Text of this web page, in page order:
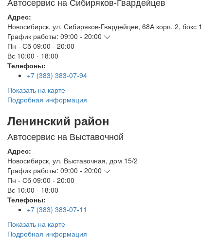
Адрес:
Новосибирск, ул. Сибиряков-Гвардейцев, 68А корп. 2, бокс 1
График работы: 09:00 - 20:00
Пн - Сб 09:00 - 20:00
Вс 10:00 - 18:00
Телефоны:
+7 (383) 383-07-94
Показать на карте
Подробная информация
Ленинский район
Автосервис на Выставочной
Адрес:
Новосибирск, ул. Выставочная, дом 15/2
График работы: 09:00 - 20:00
Пн - Сб 09:00 - 20:00
Вс 10:00 - 18:00
Телефоны:
+7 (383) 383-07-11
Показать на карте
Подробная информация